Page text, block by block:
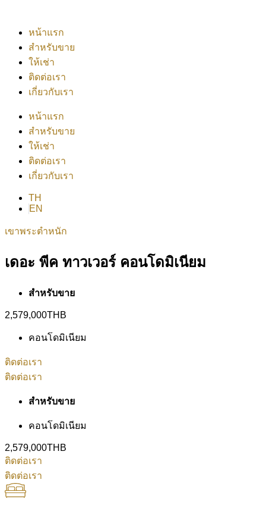
หน้าแรก
สำหรับขาย
ให้เช่า
ติดต่อเรา
เกี่ยวกับเรา
หน้าแรก
สำหรับขาย
ให้เช่า
ติดต่อเรา
เกี่ยวกับเรา
TH
EN
เขาพระตำหนัก
เดอะ พีค ทาวเวอร์ คอนโดมิเนียม
สำหรับขาย
2,579,000THB
คอนโดมิเนียม
ติดต่อเรา
ติดต่อเรา
สำหรับขาย
คอนโดมิเนียม
2,579,000THB
ติดต่อเรา
ติดต่อเรา